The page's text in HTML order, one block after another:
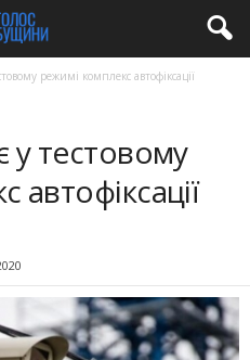
режимі комплекс автофіксації
у тестовому